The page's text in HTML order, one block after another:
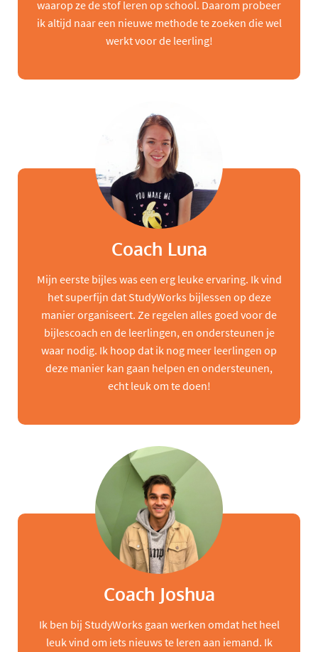
waarop ze de stof leren op school. Daarom probeer
ik altijd naar een nieuwe methode te zoeken die wel
werkt voor de leerling!
Coach Luna
Mijn eerste bijles was een erg leuke ervaring. Ik vind
het superfijn dat StudyWorks bijlessen op deze
manier organiseert. Ze regelen alles goed voor de
bijlescoach en de leerlingen, en ondersteunen je
waar nodig. Ik hoop dat ik nog meer leerlingen op
deze manier kan gaan helpen en ondersteunen,
echt leuk om te doen!
Coach Joshua
Ik ben bij StudyWorks gaan werken omdat het heel
leuk vind om iets nieuws te leren aan iemand. Ik